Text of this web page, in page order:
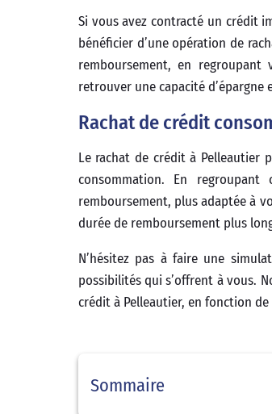
Si vous avez contracté un crédit
bénéficier d’une opération de
remboursement, en
retrouver une capacité
Rachat de crédit
Le rachat de crédit à
consommation. En
remboursement, plus adaptée à
durée de remboursement plus
N’hésitez pas à faire une
possibilités qui s’offrent à vous.
crédit à Pelleautier, en fonction
Sommaire